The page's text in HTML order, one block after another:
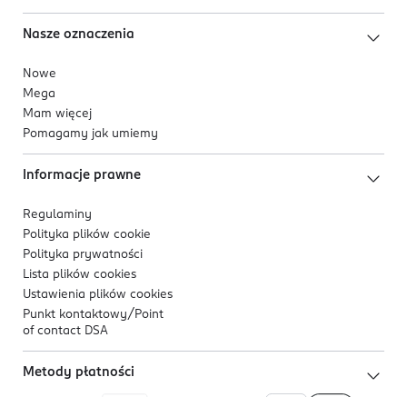
Nasze oznaczenia
Nowe
Mega
Mam więcej
Pomagamy jak umiemy
Informacje prawne
Regulaminy
Polityka plików cookie
Polityka prywatności
Lista plików cookies
Ustawienia plików cookies
Punkt kontaktowy/ Point
of contact DSA
Metody płatności